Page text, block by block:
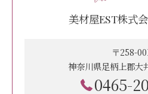
美材屋EST株式
〒258-
神奈川県足柄上郡大
0465-